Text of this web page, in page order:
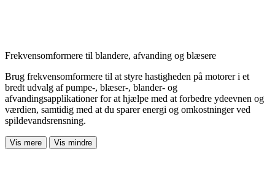
Frekvensomformere til blandere, afvanding og blæsere
Brug frekvensomformere til at styre hastigheden på motorer i et
bredt udvalg af pumpe-, blæser-, blander- og
afvandingsapplikationer for at hjælpe med at forbedre ydeevnen og
værdien, samtidig med at du sparer energi og omkostninger ved
spildevandsrensning.
Vis mere Vis mindre